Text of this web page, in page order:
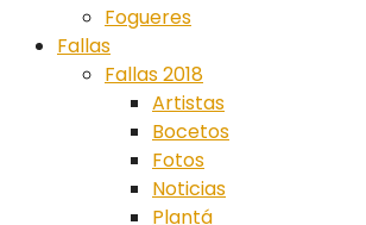
Fogueres
Fallas
Fallas 2018
Artistas
Bocetos
Fotos
Noticias
Plantá